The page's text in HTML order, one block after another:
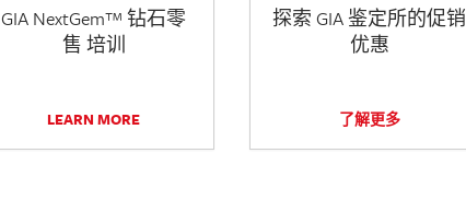
GIA NextGem™ 钻石零
售 培训
LEARN MORE
探索 GIA 鉴定所的促销
优惠
了解更多